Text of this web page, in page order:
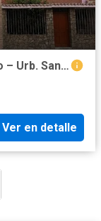
Alquiler De Departamento En 3Er Piso – Urb. Santa María V Etapa – 106.94 M² – S/ 1,700
Ver en detalle